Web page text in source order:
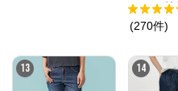
ラ(R) 単
ャー
(270件)
13 14